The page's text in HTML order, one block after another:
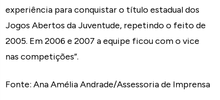
experiência para conquistar o título estadual dos
Jogos Abertos da Juventude, repetindo o feito de
2005. Em 2006 e 2007 a equipe ficou com o vice
nas competições”.
Fonte: Ana Amélia Andrade/Assessoria de Imprensa